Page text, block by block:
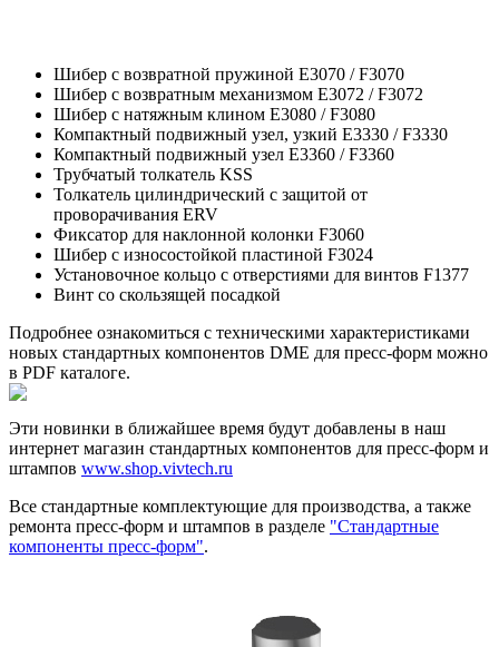
Шибер с возвратной пружиной Е3070 / F3070
Шибер с возвратным механизмом E3072 / F3072
Шибер с натяжным клином Е3080 / F3080
Компактный подвижный узел, узкий E3330 / F3330
Компактный подвижный узел E3360 / F3360
Трубчатый толкатель KSS
Толкатель цилиндрический с защитой от
проворачивания ERV
Фиксатор для наклонной колонки F3060
Шибер с износостойкой пластиной F3024
Установочное кольцо с отверстиями для винтов F1377
Винт со скользящей посадкой
Подробнее ознакомиться с техническими характеристиками
новых стандартных компонентов DME для пресс-форм можно
в PDF каталоге.
Эти новинки в ближайшее время будут добавлены в наш
интернет магазин стандартных компонентов для пресс-форм и
штампов www.shop.vivtech.ru
Все стандартные комплектующие для производства, а также
ремонта пресс-форм и штампов в разделе "Стандартные
компоненты пресс-форм".